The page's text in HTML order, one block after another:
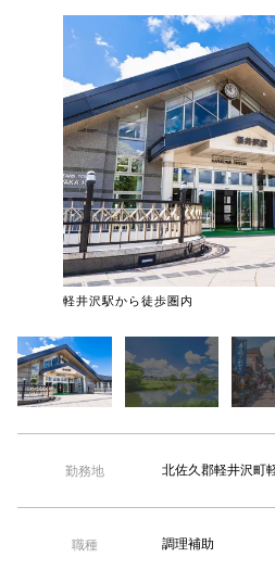
0120-
【TEL受付】9:30～
軽井沢駅から徒歩圏内
勤務地 北佐久郡軽井沢町
職種 調理補助